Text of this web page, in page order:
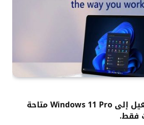
ترقية نظام التشغيل إلى Windows 11 Pro متاحة